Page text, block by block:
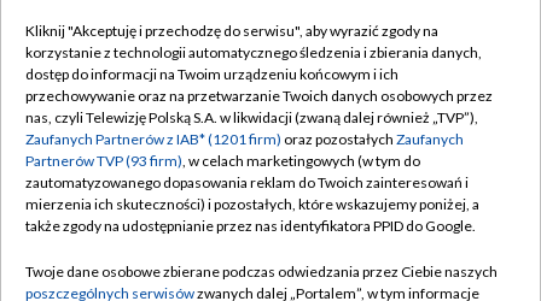
TVP
Abonament TVP
Emisja w TVP
Centrum informacji TVP
Naziemna Telewizja Cyfrowa
Rada Programowa
Regulamin TVP
Polityka prywatności
Moje zgody
Pomoc
Kontakt
Kliknij "Akceptuję i przechodzę do serwisu", aby wyrazić zgody na
korzystanie z technologii automatycznego śledzenia i zbierania danych,
dostęp do informacji na Twoim urządzeniu końcowym i ich
przechowywanie oraz na przetwarzanie Twoich danych osobowych przez
nas, czyli Telewizję Polską S.A. w likwidacji (zwaną dalej również „TVP”),
Zaufanych Partnerów z IAB* (1201 firm) oraz pozostałych Zaufanych
Partnerów TVP (93 firm), w celach marketingowych (w tym do
zautomatyzowanego dopasowania reklam do Twoich zainteresowań i
mierzenia ich skuteczności) i pozostałych, które wskazujemy poniżej, a
także zgody na udostępnianie przez nas identyfikatora PPID do Google.
Twoje dane osobowe zbierane podczas odwiedzania przez Ciebie naszych
poszczególnych serwisówzwanych dalej „Portalem”, w tym informacje